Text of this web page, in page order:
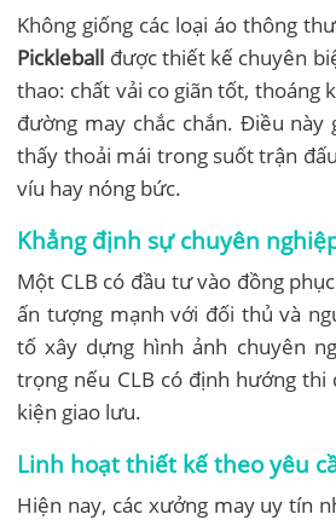
Không giống các loại áo thông
Pickleball được thiết kế chuyên
thao: chất vải co giãn tốt, thoáng
đường may chắc chắn. Điều này
thấy thoải mái trong suốt trận
víu hay nóng bức.
Khẳng định sự chuyên
Một CLB có đầu tư vào đồng
ấn tượng mạnh với đối thủ và
tố xây dựng hình ảnh chuyên
trọng nếu CLB có định hướng thi
kiện giao lưu.
Linh hoạt thiết kế theo yêu
Hiện nay, các xưởng may uy tín